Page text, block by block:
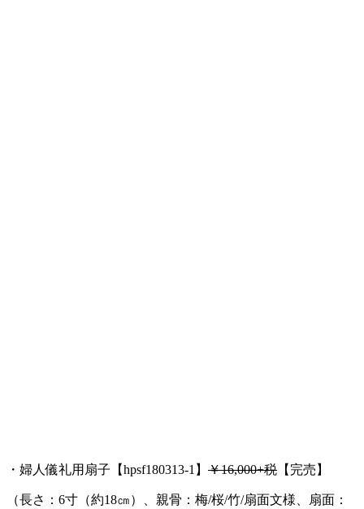
・婦人儀礼用扇子【hpsf180313-1】 ￥16,000+税 【完売】
（長さ：6寸（約18㎝）、親骨：梅/桜/竹/扇面文様、扇面：